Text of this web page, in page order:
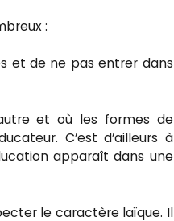
:
et de ne pas entrer dans
et où les formes de
C’est d’ailleurs à
apparaît dans une
le caractère laïque. Il